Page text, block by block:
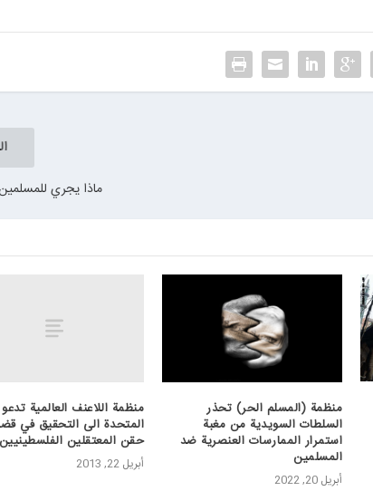
ماذا يجري
منظمة (المسلم الحر) تحذر
السلطات السويدية من مغبة
استمرار الممارسات العنصرية ضد
المسلمين
أبريل 20, 2022
منظمة اللاعنف العالمية تدعو
المتحدة الى التحقيق في
حقن المعتقلين الفلسطينيين
أبريل 22, 2013